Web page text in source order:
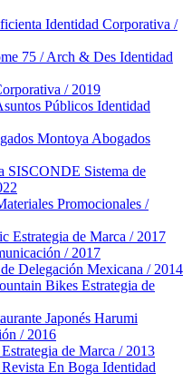
Identidad Corporativa /
75 / Arch & Des Identidad
/ 2019
Públicos Identidad
Montoya Abogados
SISCONDE Sistema de
Promocionales /
Estrategia de Marca / 2017
/ 2017
Delegación Mexicana / 2014
Bikes Estrategia de
Japonés Harumi
/ 2016
Estrategia de Marca / 2013
Revista En Boga Identidad